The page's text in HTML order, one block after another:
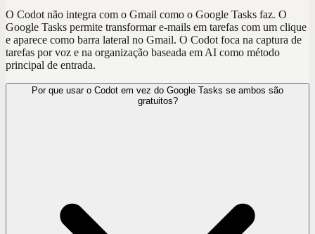
O Codot não integra com o Gmail como o Google Tasks faz. O
Google Tasks permite transformar e-mails em tarefas com um clique
e aparece como barra lateral no Gmail. O Codot foca na captura de
tarefas por voz e na organização baseada em AI como método
principal de entrada.
Por que usar o Codot em vez do Google Tasks se ambos são
gratuitos?